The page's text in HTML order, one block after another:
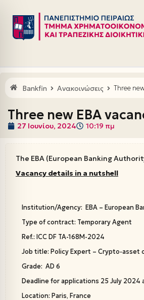
Μεταπηδήστε
στο
Bankfin Ανακοινώσεις Three
Three new EBA
27 Ιουνίου, 2024 10:19 πμ
The EBA (European Banking
Vacancy details in a nutshell
Institution/Agency: EBA – European
Type of contract: Temporary Agent
Ref.: ICC DF TA-168M-2024
Job title: Policy Expert – Crypto-asset
Grade: AD 6
Deadline for applications 25 July 2024
Location: Paris, France